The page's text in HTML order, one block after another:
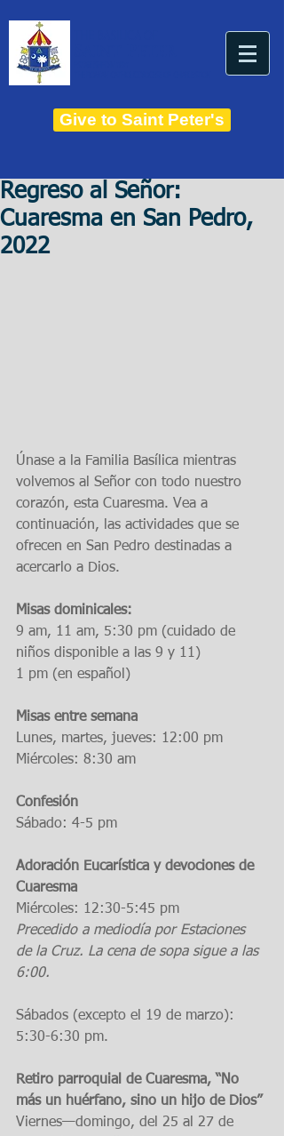
Give to Saint Peter's
Regreso al Señor:
Cuaresma en San Pedro,
2022
Únase a la Familia Basílica mientras
volvemos al Señor con todo nuestro
corazón, esta Cuaresma. Vea a
continuación, las actividades que se
ofrecen en San Pedro destinadas a
acercarlo a Dios.
Misas dominicales:
9 am, 11 am, 5:30 pm (cuidado de
niños disponible a las 9 y 11)
1 pm (en español)
Misas entre semana
Lunes, martes, jueves: 12:00 pm
Miércoles: 8:30 am
Confesión
Sábado: 4-5 pm
Adoración Eucarística y devociones de
Cuaresma
Miércoles: 12:30-5:45 pm
Precedido a mediodía por Estaciones
de la Cruz. La cena de sopa sigue a las
6:00.
Sábados (excepto el 19 de marzo):
5:30-6:30 pm.
Retiro parroquial de Cuaresma, “No
más un huérfano, sino un hijo de Dios”
Viernes—domingo, del 25 al 27 de